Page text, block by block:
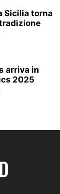
Sicilia torna
arriva in
2025